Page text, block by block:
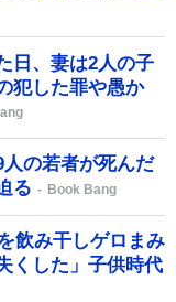
日、妻は2人の子
犯した罪や愚か
の若者が死んだ
る
Book Bang
飲み干しゲロまみ
くした」子供時代